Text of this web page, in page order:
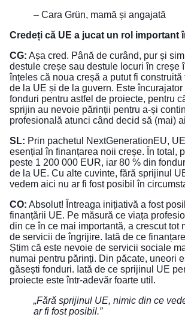
– Cara Grün, mamă și angajată
Credeți că UE a jucat un rol important
CG: Așa cred. Până de curând, pur și
destule creșe sau destule locuri în creșe
înțeles că noua creșă a putut fi construită
de la UE și de la guvern. Este încurajator
fonduri pentru astfel de proiecte, pentru
sprijin au nevoie părinții pentru a-și
profesională atunci când decid să (mai)
SL: Prin pachetul NextGenerationEU,
esențial în finanțarea noii creșe. În total,
peste 1 200 000 EUR, iar 80 % din
de la UE. Cu alte cuvinte, fără sprijinul
vedem aici nu ar fi fost posibil în
CO: Absolut! Întreaga inițiativă a fost
finanțării UE. Pe măsură ce viața
din ce în ce mai importantă, a crescut tot
de servicii de îngrijire. Iată de ce
Știm că este nevoie de servicii sociale
numai pentru părinți. Din păcate, uneori
găsești fonduri. Iată de ce sprijinul UE
proiecte este într-adevăr foarte util.
„Fără sprijinul UE, nimic din ce
ar fi fost posibil.”